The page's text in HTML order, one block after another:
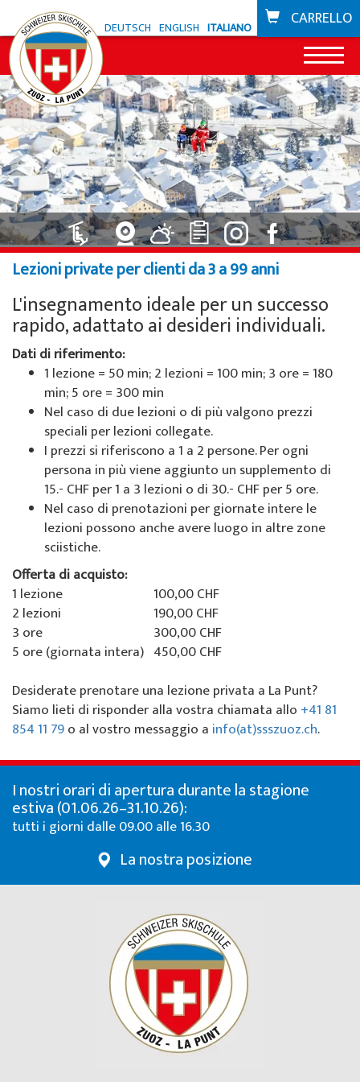
DEUTSCH ENGLISH ITALIANO CARRELLO
News
Offerta Zuoz
Snowli Kids Village
Lezioni di sci per bambini
Lezioni di SB per bambini
Lezioni per adulti
Lezioni private
Offerte speciali
Eventi per gruppi
Noleggio sci da Willy Sport
Abbonamenti sci
Il nostro ristorante
Offerta La Punt
Snowli Kids Village
Lezioni per bambini
Lezioni private
Noleggio sci da Willy Sport
Noleggio sci da Colani
Abbonamenti sci a La Punt
Scuola di bike
Buoni
Zone sciistiche
Zuoz
La Punt
Chi siamo
Sulla scuola di sci
Squadra
Team demo
Partner e sponsor
FAQ
Jobs
Lezioni private per clienti da 3 a 99 anni
L'insegnamento ideale per un successo
rapido, adattato ai desideri individuali.
Dati di riferimento:
1 lezione = 50 min; 2 lezioni = 100 min; 3 ore = 180
min; 5 ore = 300 min
Nel caso di due lezioni o di più valgono prezzi
speciali per lezioni collegate.
I prezzi si riferiscono a 1 a 2 persone. Per ogni
persona in più viene aggiunto un supplemento di
15.- CHF per 1 a 3 lezioni o di 30.- CHF per 5 ore.
Nel caso di prenotazioni per giornate intere le
lezioni possono anche avere luogo in altre zone
sciistiche.
Offerta di acquisto:
1 lezione
100,00 CHF
2 lezioni
190,00 CHF
3 ore
300,00 CHF
5 ore (giornata intera) 450,00 CHF
Desiderate prenotare una lezione privata a La Punt?
Siamo lieti di risponder alla vostra chiamata allo +41 81
854 11 79o al vostro messaggio a info(at)ssszuoz.ch.
I nostri orari di apertura durante la stagione
estiva (01.06.26–31.10.26):
tutti i giorni dalle 09.00 alle 16.30
La nostra posizione